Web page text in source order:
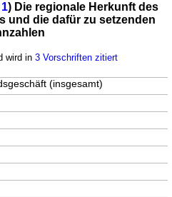
) Die regionale Herkunft des
und die dafür zu setzenden
wird in3 Vorschriften zitiert
(insgesamt)